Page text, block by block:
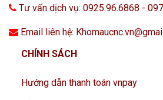
Tư vấn dịch vụ: 0925.96.6868 -
Email liên hệ:
CHÍNH SÁCH
Hướng dẫn thanh toán vnpay